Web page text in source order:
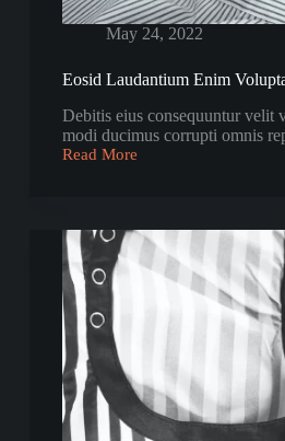
May 24, 2022
Eosid Laudantium Enim
Debitis eius consequuntur velit
modi ducimus corrupti omnis
Read More
Eosid